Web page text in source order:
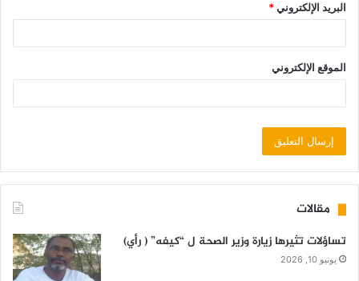
البريد الإلكتروني*
الموقع الإلكتروني
مقالات
تساؤلات تثيرها زيارة وزير الصحة ل “كيفه” ( رأي)
يونيو 10, 2026